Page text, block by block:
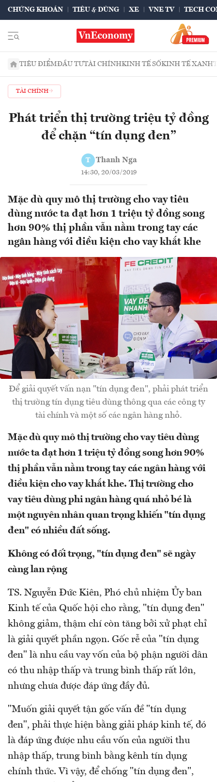
CHỨNG KHOÁN TIÊU & DÙNG XE VNE TV TECH
TIÊU ĐIỂMĐẦU TƯTÀI CHÍNHKINH TẾ SỐKINH TẾ XANH
TÀI CHÍNH
Phát triển thị trường triệu tỷ đồng
để chặn “tín dụng đen”
T Thanh Nga
14:30, 20/03/2019
Mặc dù quy mô thị trường cho vay tiêu
dùng nước ta đạt hơn 1 triệu tỷ đồng song
hơn 90% thị phần vẫn nằm trong tay các
ngân hàng với điều kiện cho vay khắt khe
Để giải quyết vấn nạn "tín dụng đen", phải phát triển
thị trường tín dụng tiêu dùng thông qua các công ty
tài chính và một số các ngân hàng nhỏ.
Mặc dù quy mô thị trường cho vay tiêu dùng
nước ta đạt hơn 1 triệu tỷ đồng song hơn 90%
thị phần vẫn nằm trong tay các ngân hàng với
điều kiện cho vay khắt khe. Thị trường cho
vay tiêu dùng phi ngân hàng quá nhỏ bé là
một nguyên nhân quan trọng khiến "tín dụng
đen" có nhiều đất sống.
Không có đối trọng, "tín dụng đen" sẽ ngày
càng lan rộng
TS. Nguyễn Đức Kiên, Phó chủ nhiệm Ủy ban
Kinh tế của Quốc hội cho rằng, "tín dụng đen"
không giảm, thậm chí còn tăng bởi xử phạt chỉ
là giải quyết phần ngọn. Gốc rễ của "tín dụng
đen" là nhu cầu vay vốn của bộ phận người dân
có thu nhập thấp và trung bình thấp rất lớn,
nhưng chưa được đáp ứng đầy đủ.
"Muốn giải quyết tận gốc vấn đề "tín dụng
đen", phải thực hiện bằng giải pháp kinh tế, đó
là đáp ứng được nhu cầu vốn của người thu
nhập thấp, trung bình bằng kênh tín dụng
chính thức. Vì vậy, để chống "tín dụng đen",